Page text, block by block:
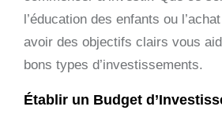
l’éducation des enfants ou
avoir des objectifs clairs vous
bons types d’investissements.
Établir un Budget